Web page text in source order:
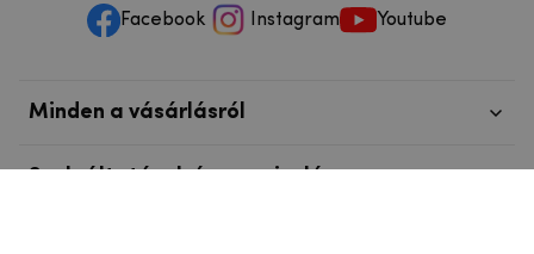
Facebook Instagram Youtube
Minden a vásárlásról